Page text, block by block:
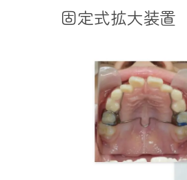
固定式拡大装置